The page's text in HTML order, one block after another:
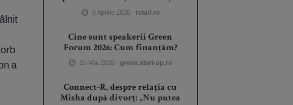
a
8 Aprilie 2026 - retail.ro
Cine sunt speakerii Green
Forum 2026: Cum finanțăm?
15 Mai 2026 - green.start-up.ro
Connect-R, despre relația cu
Misha după divorț: „Nu putea